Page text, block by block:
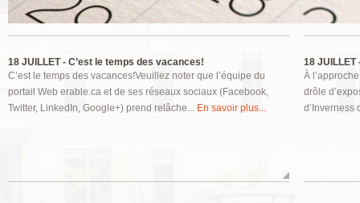
18 JUILLET - C’est le temps des vacances!
C’est le temps des vacances!Veuillez noter que l’équipe du
portail Web erable.ca et de ses réseaux sociaux (Facebook,
Twitter, LinkedIn, Google+) prend relâche... En savoir plus...
18 JUILLET
À
drôle
d’Inverness
Pages